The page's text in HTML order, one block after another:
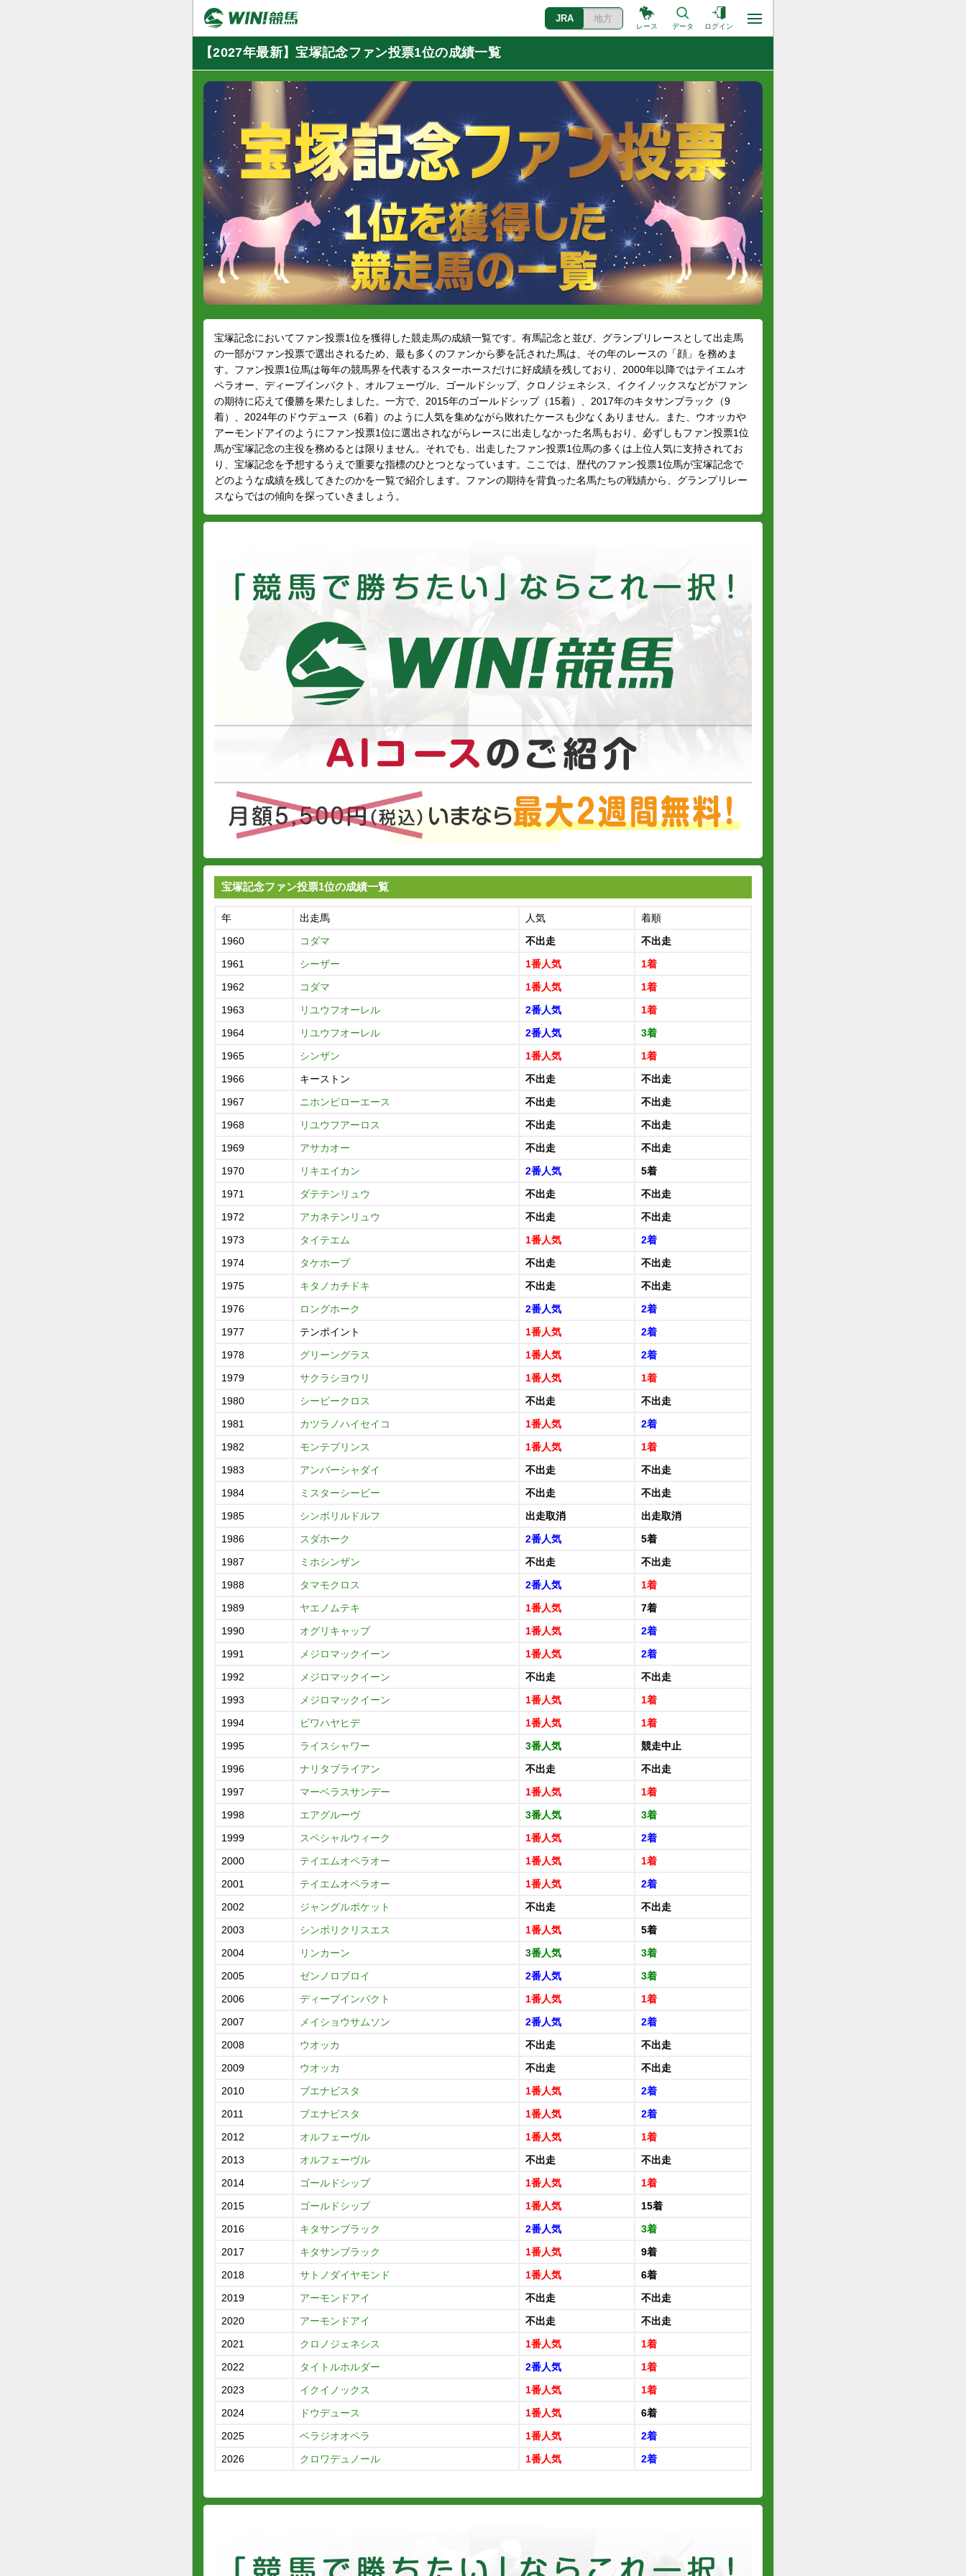
JRA 地方
レース データ ログイン
【2027年最新】宝塚記念ファン投票1位の成績一覧
宝塚記念においてファン投票1位を獲得した競走馬の成績一覧です。有馬記念と並び、グランプリレースとして出走馬
の一部がファン投票で選出されるため、最も多くのファンから夢を託された馬は、その年のレースの「顔」を務めま
す。ファン投票1位馬は毎年の競馬界を代表するスターホースだけに好成績を残しており、2000年以降ではテイエムオ
ペラオー、ディープインパクト、オルフェーヴル、ゴールドシップ、クロノジェネシス、イクイノックスなどがファン
の期待に応えて優勝を果たしました。一方で、2015年のゴールドシップ（15着）、2017年のキタサンブラック（9
着）、2024年のドウデュース（6着）のように人気を集めながら敗れたケースも少なくありません。また、ウオッカや
アーモンドアイのようにファン投票1位に選出されながらレースに出走しなかった名馬もおり、必ずしもファン投票1位
馬が宝塚記念の主役を務めるとは限りません。それでも、出走したファン投票1位馬の多くは上位人気に支持されてお
り、宝塚記念を予想するうえで重要な指標のひとつとなっています。ここでは、歴代のファン投票1位馬が宝塚記念で
どのような成績を残してきたのかを一覧で紹介します。ファンの期待を背負った名馬たちの戦績から、グランプリレー
スならではの傾向を探っていきましょう。
宝塚記念ファン投票1位の成績一覧
年 出走馬 人気
着順
1960
コダマ 不出走
不出走
1961
シーザー 1番人気
1着
1962
コダマ 1番人気
1着
1963
リユウフオーレル 2番人気
1着
1964
リユウフオーレル 2番人気
3着
1965
シンザン 1番人気
1着
1966
キーストン 不出走
不出走
1967
ニホンピローエース 不出走
不出走
1968
リユウフアーロス 不出走
不出走
1969
アサカオー 不出走
不出走
1970
リキエイカン 2番人気
5着
1971
ダテテンリュウ 不出走
不出走
1972
アカネテンリュウ 不出走
不出走
1973
タイテエム 1番人気
2着
1974
タケホープ 不出走
不出走
1975
キタノカチドキ 不出走
不出走
1976
ロングホーク 2番人気
2着
1977
テンポイント 1番人気
2着
1978
グリーングラス 1番人気
2着
1979
サクラシヨウリ 1番人気
1着
1980
シービークロス 不出走
不出走
1981
カツラノハイセイコ 1番人気
2着
1982
モンテプリンス 1番人気
1着
1983
アンバーシャダイ 不出走
不出走
1984
ミスターシービー 不出走
不出走
1985
シンボリルドルフ 出走取消
出走取消
1986
スダホーク 2番人気
5着
1987
ミホシンザン 不出走
不出走
1988
タマモクロス 2番人気
1着
1989
ヤエノムテキ 1番人気
7着
1990
オグリキャップ 1番人気
2着
1991
メジロマックイーン 1番人気
2着
1992
メジロマックイーン 不出走
不出走
1993
メジロマックイーン 1番人気
1着
1994
ビワハヤヒデ 1番人気
1着
1995
ライスシャワー 3番人気
競走中止
1996
ナリタブライアン 不出走
不出走
1997
マーベラスサンデー 1番人気
1着
1998
エアグルーヴ 3番人気
3着
1999
スペシャルウィーク 1番人気
2着
2000
テイエムオペラオー 1番人気
1着
2001
テイエムオペラオー 1番人気
2着
2002
ジャングルポケット 不出走
不出走
2003
シンボリクリスエス 1番人気
5着
2004
リンカーン 3番人気
3着
2005
ゼンノロブロイ 2番人気
3着
2006
ディープインパクト 1番人気
1着
2007
メイショウサムソン 2番人気
2着
2008
ウオッカ 不出走
不出走
2009
ウオッカ 不出走
不出走
2010
ブエナビスタ 1番人気
2着
2011
ブエナビスタ 1番人気
2着
2012
オルフェーヴル 1番人気
1着
2013
オルフェーヴル 不出走
不出走
2014
ゴールドシップ 1番人気
1着
2015
ゴールドシップ 1番人気
15着
2016
キタサンブラック 2番人気
3着
2017
キタサンブラック 1番人気
9着
2018
サトノダイヤモンド 1番人気
6着
2019
アーモンドアイ 不出走
不出走
2020
アーモンドアイ 不出走
不出走
2021
クロノジェネシス 1番人気
1着
2022
タイトルホルダー 2番人気
1着
2023
イクイノックス 1番人気
1着
2024
ドウデュース 1番人気
6着
2025
ベラジオオペラ 1番人気
2着
2026
クロワデュノール 1番人気 2着